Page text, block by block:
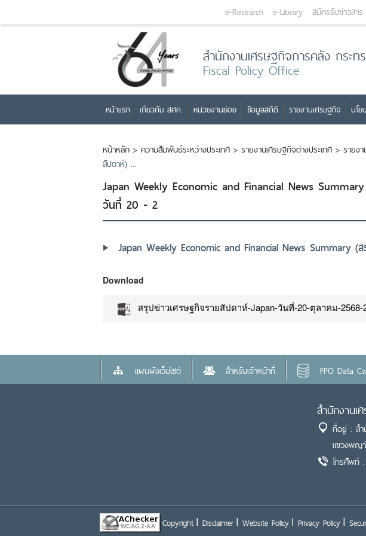
e-Research e-Library สมัครรับข่าวสาร
สำนักงานเศรษฐกิจการคลัง กระท
Fiscal Policy Office
หน้าแรก เกี่ยวกับ สศค. หน่วยงานย่อย ข้อมูลสถิติ รายงานเศรษฐกิจ นโ
หน้าหลัก > ความสัมพันธ์ระหว่างประเทศ > รายงานเศรษฐกิจต่างประเทศ > รายง
สัปดาห์) ...
Japan Weekly Economic and Financial News
วันที่ 20 - 2
Japan Weekly Economic and Financial News Summary
Download
สรุปข่าวเศรษฐกิจรายสัปดาห์-Japan-วันที่-20-ตุลาคม-2568-
แผนผังเว็บไซต์ สำหรับเจ้าหน้าที่ FPO Data
สำนักงานเ
ที่อยู่ : สำ
แขวงพญ
โทรศัพท์
Copyright Disclaimer Website Policy Privacy Policy